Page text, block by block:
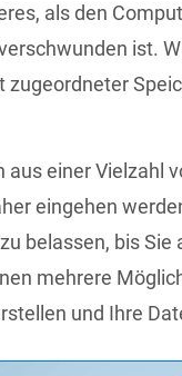
als den
ist.
zugeordneter
aus einer Vielzahl
eingehen
belassen, bis
mehrere
und Ihre